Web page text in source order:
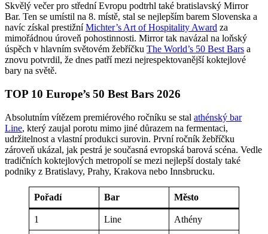
Skvělý večer pro střední Evropu podtrhl také bratislavský Mirror
Bar. Ten se umístil na 8. místě, stal se nejlepším barem Slovenska a
navíc získal prestižníMichter’s Art of Hospitality Award za
mimořádnou úroveň pohostinnosti. Mirror tak navázal na loňský
úspěch v hlavním světovém žebříčku The World’s 50 Best Bars a
znovu potvrdil, že dnes patří mezi nejrespektovanější koktejlové
bary na světě.
TOP 10 Europe’s 50 Best Bars 2026
Absolutním vítězem premiérového ročníku se stal athénský bar
Line, který zaujal porotu mimo jiné důrazem na fermentaci,
udržitelnost a vlastní produkci surovin. První ročník žebříčku
zároveň ukázal, jak pestrá je současná evropská barová scéna. Vedle
tradičních koktejlových metropolí se mezi nejlepší dostaly také
podniky z Bratislavy, Prahy, Krakova nebo Innsbrucku.
Pořadí Bar Město
1 Line Athény